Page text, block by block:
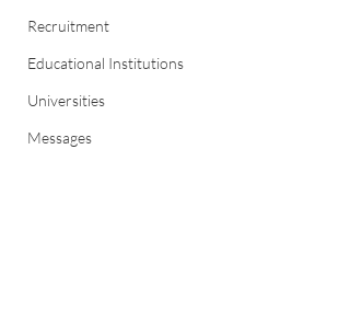
Recruitment
Educational Institutions
Universities
Messages